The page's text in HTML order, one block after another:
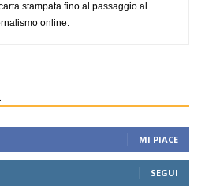
stampata fino al passaggio al
online.
MI PIACE
SEGUI